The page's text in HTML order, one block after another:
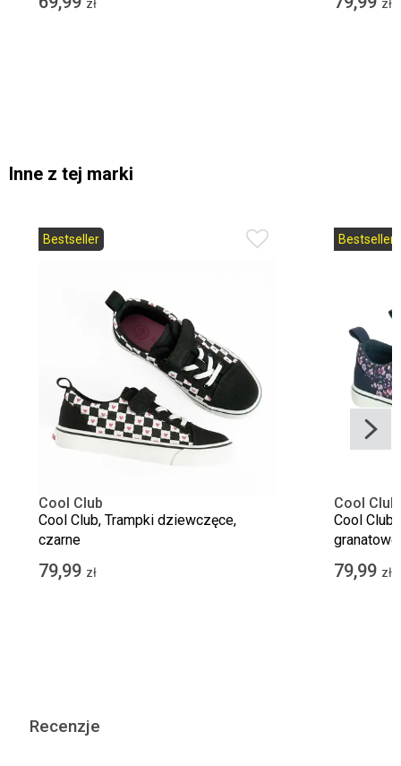
zł zł
Inne z tej marki
Bestseller
Cool Club
Cool Club, Trampki dziewczęce,
czarne
79,99 zł
Bestseller
Cool Club
Cool
granatowe
79,99 zł
Recenzje